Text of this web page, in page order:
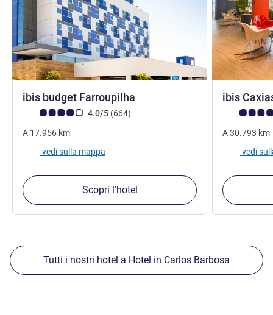
ibis budget Farroupilha
Giudizio clienti (Valutazione ALL)
4.0/5 (664recensioni
)
A 17.956 km
vedi sulla mappa
Scopri l'hotel
ibis
Giudizio
A30.793 km
vedi
Tutti i nostri hotel a Hotel in Carlos Barbosa